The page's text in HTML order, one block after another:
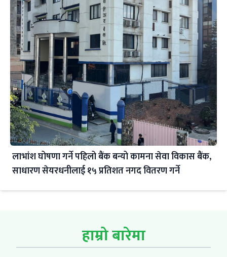
लाभांश घोषणा गर्ने पहिलो बैंक बन्यो कामना सेवा विकास बैंक,
साधारण सेयरधनीलाई १५ प्रतिशत नगद वितरण गर्ने
हाम्रो बारेमा